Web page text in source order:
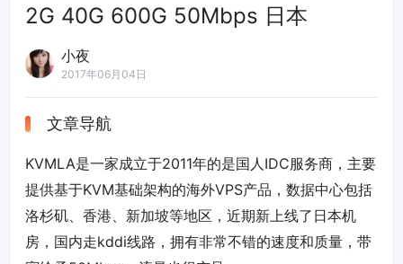
2G 40G 600G 50Mbps 日本
小夜
2017年06月04日
文章导航
KVMLA是一家成立于2011年的是国人IDC服务商，主要
提供基于KVM基础架构的海外VPS产品，数据中心包括
洛杉矶、香港、新加坡等地区，近期新上线了日本机
房，国内走kddi线路，拥有非常不错的速度和质量，带